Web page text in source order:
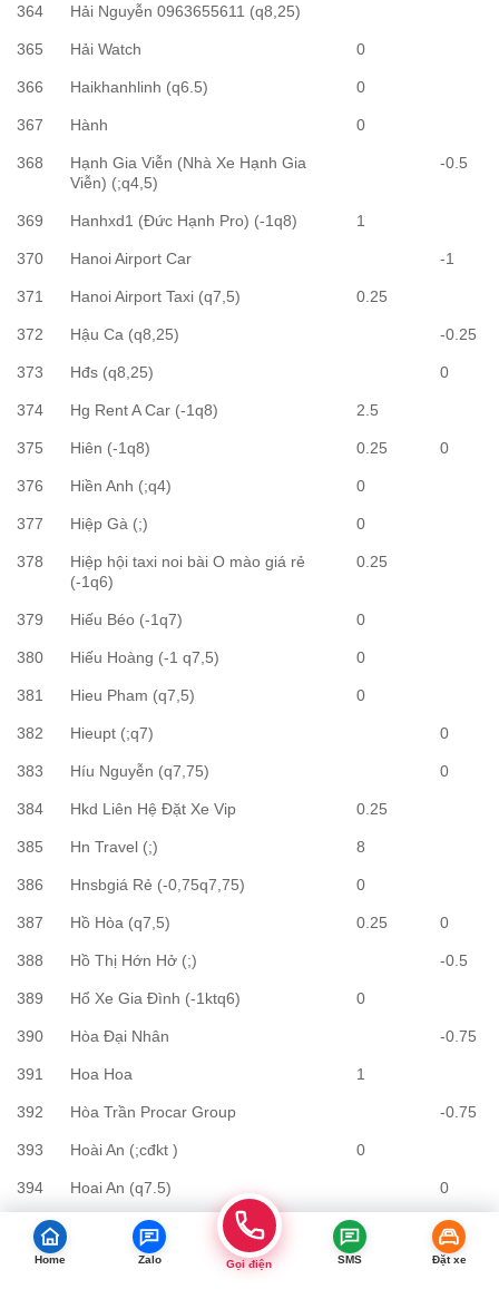
364 Hải Nguyễn 0963655611 (q8,25)
365 Hải Watch 0
366 Haikhanhlinh (q6.5) 0
367 Hành 0
368
Hạnh Gia Viễn (Nhà Xe Hạnh Gia
Viễn) (;q4,5)
-0.5
369 Hanhxd1 (Đức Hạnh Pro) (-1q8) 1
370 Hanoi Airport Car -1
371 Hanoi Airport Taxi (q7,5) 0.25
372 Hậu Ca (q8,25) -0.25
373 Hđs (q8,25) 0
374 Hg Rent A Car (-1q8) 2.5
375 Hiên (-1q8) 0.25 0
376 Hiền Anh (;q4) 0
377 Hiệp Gà (;) 0
378
Hiệp hội taxi noi bài O mào giá rẻ
(-1q6)
0.25
379 Hiếu Béo (-1q7) 0
380 Hiếu Hoàng (-1 q7,5) 0
381 Hieu Pham (q7,5) 0
382 Hieupt (;q7) 0
383 Híu Nguyễn (q7,75) 0
384 Hkd Liên Hệ Đặt Xe Vip 0.25
385 Hn Travel (;) 8
386 Hnsbgiá Rẻ (-0,75q7,75) 0
387 Hồ Hòa (q7,5) 0.25 0
388 Hồ Thị Hớn Hở (;) -0.5
389 Hổ Xe Gia Đình (-1ktq6) 0
390 Hòa Đại Nhân -0.75
391 Hoa Hoa 1
392 Hòa Trần Procar Group -0.75
393 Hoài An (;cđkt ) 0
394 Hoai An (q7.5) 0
395 Hoài Nam 0979983390 (q7,5) -0.25
396 Hoài Nam B (-1q8) 2.5
Home Zalo Gọi điện SMS Đặt xe